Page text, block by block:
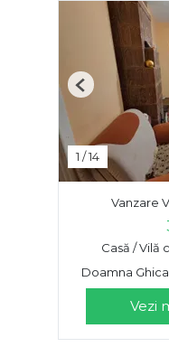
1 /14
Previous
Vanzare
Casă / Vilă
Doamna
Vezi